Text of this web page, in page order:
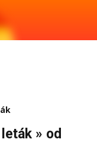
» od